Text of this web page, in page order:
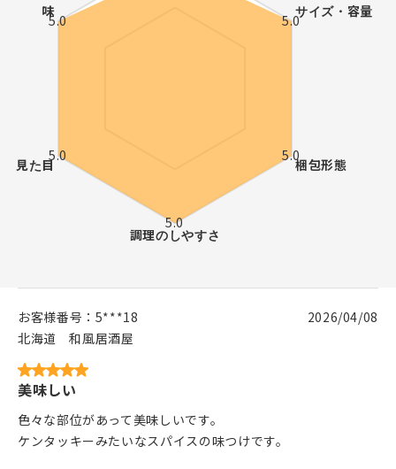
お客様番号： 5***18
北海道
和風居酒屋
2026/04/08
美味しい
色々な部位があって美味しいです。
ケンタッキーみたいなスパイスの味つけです。